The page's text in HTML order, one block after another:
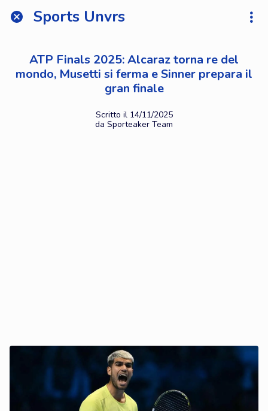
Sports Unvrs
ATP Finals 2025: Alcaraz torna re del
mondo, Musetti si ferma e Sinner prepara il
gran finale
Scritto il 14/11/2025
da Sporteaker Team